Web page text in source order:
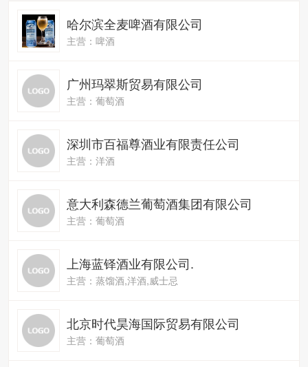
哈尔滨全麦啤酒有限公司
主营：啤酒
广州玛翠斯贸易有限公司
主营：葡萄酒
深圳市百福尊酒业有限责任公司
主营：洋酒
意大利森德兰葡萄酒集团有限公司
主营：葡萄酒
上海蓝铎酒业有限公司.
主营：蒸馏酒,洋酒,威士忌
北京时代昊海国际贸易有限公司
主营：葡萄酒